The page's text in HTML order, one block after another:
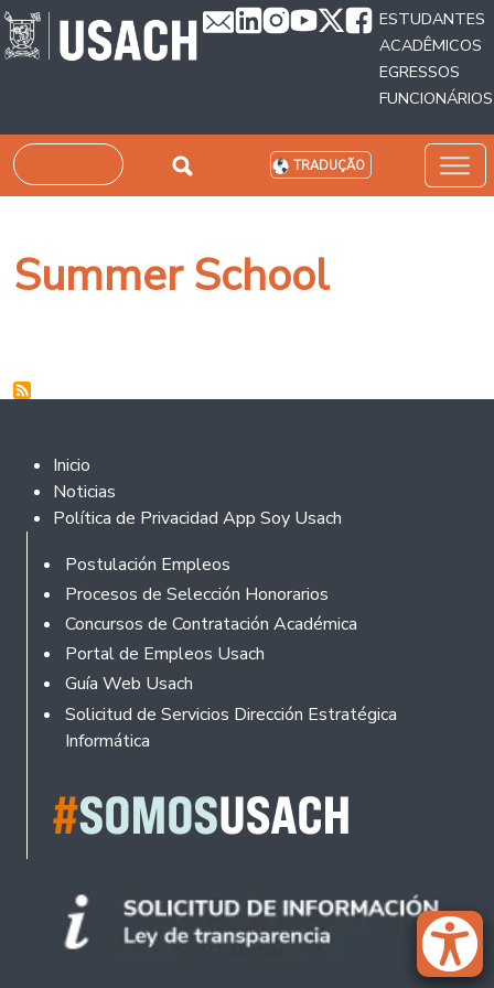
Passar para o conteúdo principal
ESTUDANTES
ACADÊMICOS
EGRESSOS
FUNCIONÁRIOS
Pesquisar TRADUÇÃO
Summer School
Footer 2
Inicio
Noticias
Política de Privacidad App Soy Usach
Rodapé
Postulación Empleos
Procesos de Selección Honorarios
Concursos de Contratación Académica
Portal de Empleos Usach
Guía Web Usach
Solicitud de Servicios Dirección Estratégica
Informática